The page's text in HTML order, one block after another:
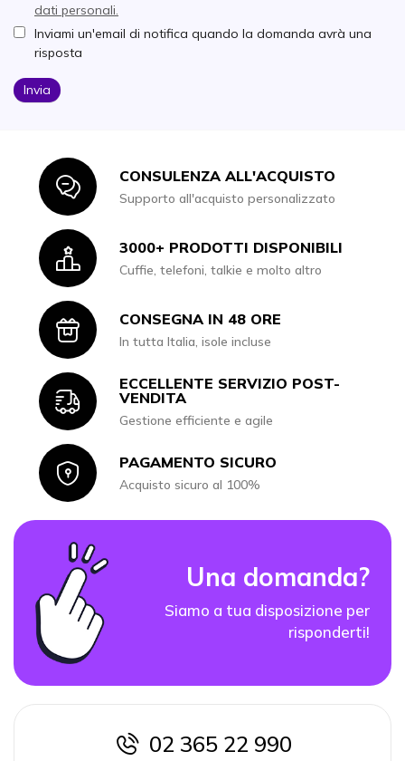
dati personali.
Inviami un'email di notifica quando la domanda avrà una
risposta
Invia
IconCONSULENZA ALL'ACQUISTO
Supporto all'acquisto personalizzato
Icon3000+ PRODOTTI DISPONIBILI
Cuffie, telefoni, talkie e molto altro
IconCONSEGNA IN 48 ORE
In tutta Italia, isole incluse
Icon
ECCELLENTE SERVIZIO POST-
VENDITA
Gestione efficiente e agile
IconPAGAMENTO SICURO
Acquisto sicuro al 100%
Una domanda?
Siamo a tua disposizione per
risponderti!
icon
02 365 22 990